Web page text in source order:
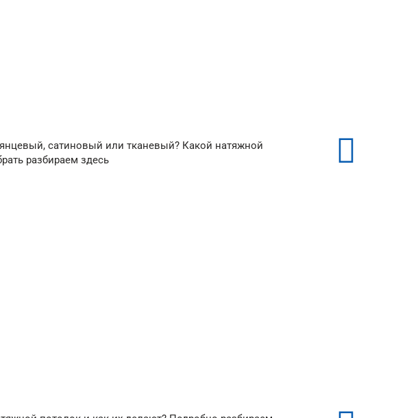
сатиновый или тканевый? Какой натяжной
разбираем здесь